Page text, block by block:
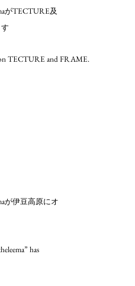
がTECTURE及
TECTURE and FRAME.
が伊豆高原にオ
has